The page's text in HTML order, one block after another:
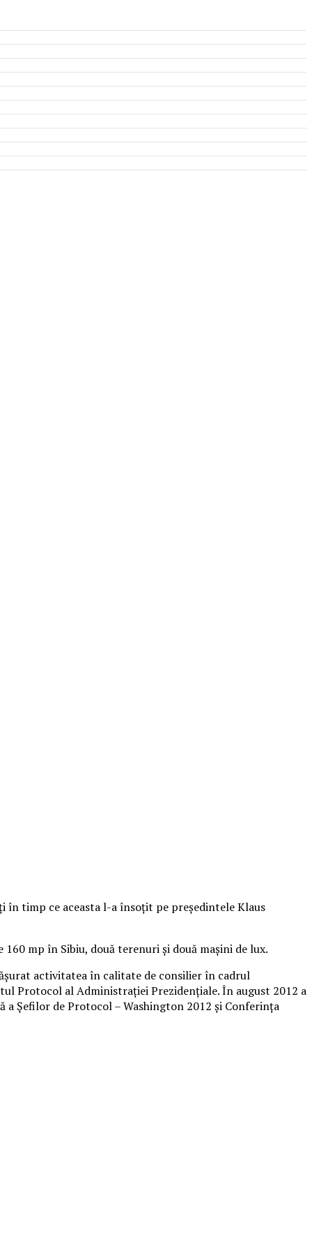
în timp ce aceasta l-a însoţit pe preşedintele Klaus
mp în Sibiu, două terenuri şi două maşini de lux.
activitatea în calitate de consilier în cadrul
Protocol al Administraţiei Prezidenţiale. În august 2012 a
Şefilor de Protocol – Washington 2012 şi Conferinţa